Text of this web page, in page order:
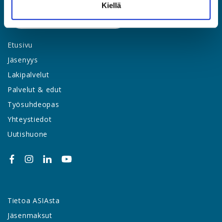
Kiellä
Etusivu
Jäsenyys
Lakipalvelut
Palvelut & edut
Työsuhdeopas
Yhteystiedot
Uutishuone
Tietoa ASIAsta
Jäsenmaksut